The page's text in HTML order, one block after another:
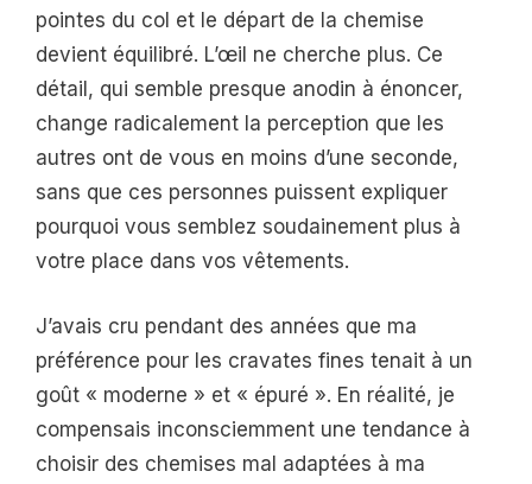
pointes du col et le départ de la chemise
devient équilibré. L’œil ne cherche plus. Ce
détail, qui semble presque anodin à énoncer,
change radicalement la perception que les
autres ont de vous en moins d’une seconde,
sans que ces personnes puissent expliquer
pourquoi vous semblez soudainement plus à
votre place dans vos vêtements.
J’avais cru pendant des années que ma
préférence pour les cravates fines tenait à un
goût « moderne » et « épuré ». En réalité, je
compensais inconsciemment une tendance à
choisir des chemises mal adaptées à ma